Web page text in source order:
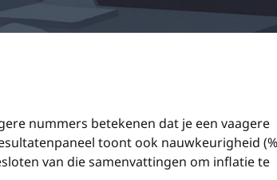
nummers betekenen dat je een vaagere
toont ook nauwkeurigheid
van die samenvattingen om inflatie te